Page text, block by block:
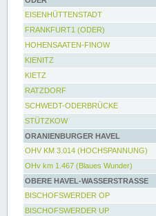
EISENHÜTTENSTADT
FRANKFURT1 (ODER)
HOHENSAATEN-FINOW
KIENITZ
KIETZ
RATZDORF
SCHWEDT-ODERBRÜCKE
STÜTZKOW
ORANIENBURGER HAVEL
OHV KM 3.014 (HOCHSPANNUNG)
OHv km 1.467 (Blaues Wunder)
OBERE HAVEL-WASSERSTRASSE
BISCHOFSWERDER OP
BISCHOFSWERDER UP